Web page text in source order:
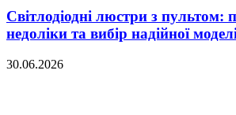
Світлодіодні люстри з пультом:
недоліки та вибір надійної моделі
30.06.2026